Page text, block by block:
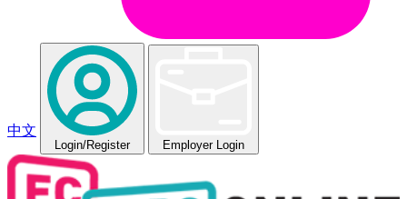
中文
Login/Register Employer Login